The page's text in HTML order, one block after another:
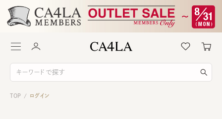
TOP / ログイン